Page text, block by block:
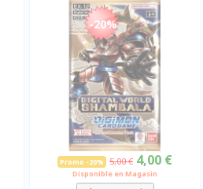
-20%
Promo -20% 5,00 € 4,00 €
Disponible en Magasin